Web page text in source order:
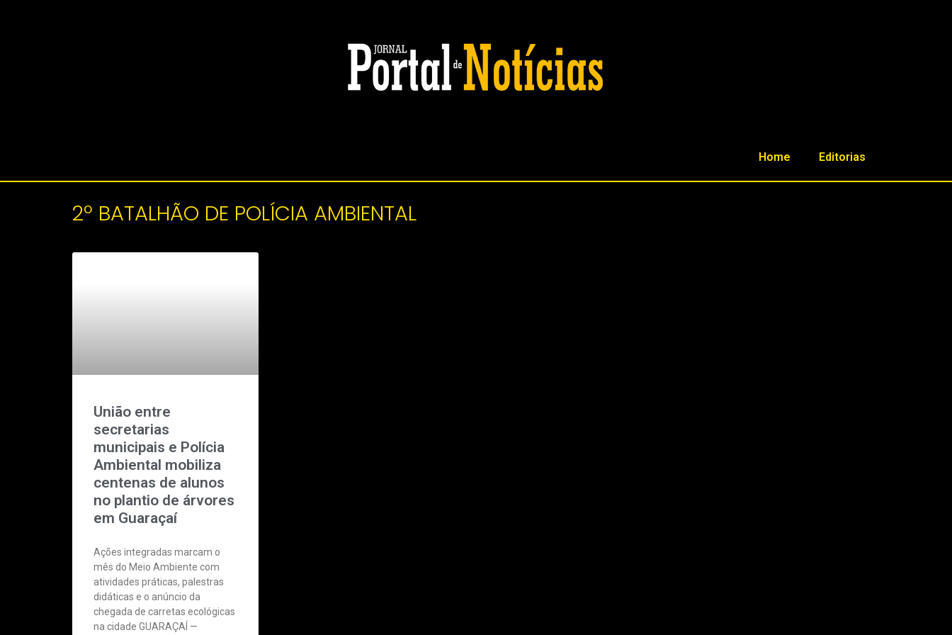
Home Editorias
2º BATALHÃO DE POLÍCIA AMBIENTAL
União entre
secretarias
municipais e Polícia
Ambiental mobiliza
centenas de alunos
no plantio de árvores
em Guaraçaí
Ações integradas marcam o
mês do Meio Ambiente com
atividades práticas, palestras
didáticas e o anúncio da
chegada de carretas ecológicas
na cidade GUARAÇAÍ —